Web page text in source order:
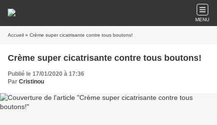
MENU
Accueil » Crème super cicatrisante contre tous boutons!
Crème super cicatrisante contre tous boutons!
Publié le 17/01/2020 à 17:36
Par Cristinou